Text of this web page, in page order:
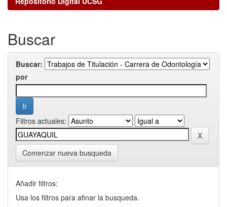
Buscar
Buscar:
por
Filtros actuales:
Comenzar nueva busqueda
Añadir filtros:
Usa los filtros para afinar la busqueda.